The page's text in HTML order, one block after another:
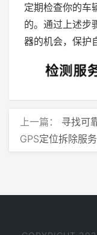
定期检查你的车
的。通过上述步
器的机会，保护
上一篇： 寻找可
GPS定位拆除服务